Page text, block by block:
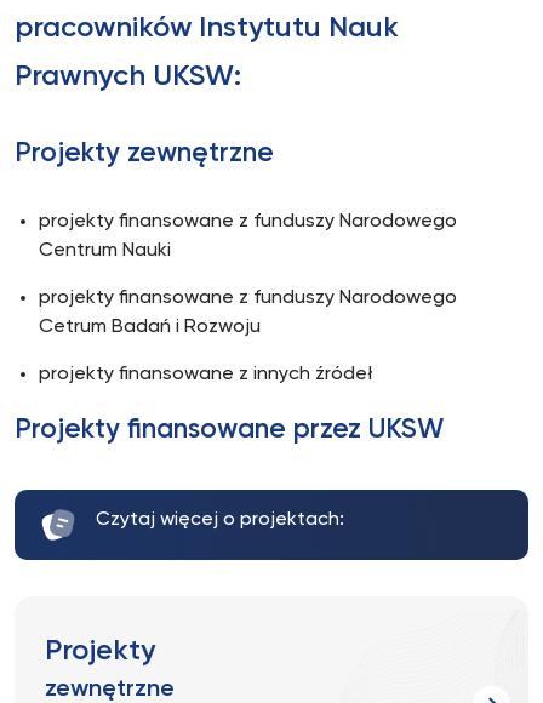
pracowników Instytutu Nauk
Prawnych UKSW:
Projekty zewnętrzne
projekty finansowane z funduszy Narodowego
Centrum Nauki
projekty finansowane z funduszy Narodowego
Cetrum Badań i Rozwoju
projekty finansowane z innych źródeł
Projekty finansowane przez UKSW
Czytaj więcej o projektach:
Projekty
zewnętrzne